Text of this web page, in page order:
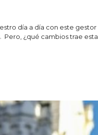
día a día con este gestor
Pero, ¿qué cambios trae esta